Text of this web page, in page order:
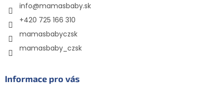
info@mamasbaby.sk
+420 725 166 310
mamasbabyczsk
mamasbaby_czsk
Informace pro vás